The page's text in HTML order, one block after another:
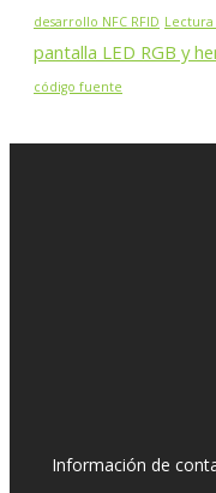
desarrollo NFC RFID
pantalla LED RGB y
código fuente
Información de